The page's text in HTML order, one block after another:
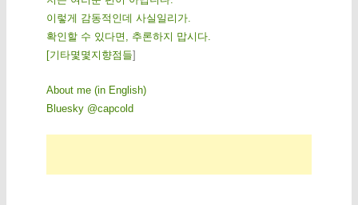
이렇게 감동적인데 사실일리가.
확인할 수 있다면, 추론하지 맙시다.
[기 타몇 몇 지 향점 들]
About me (in English)
Bluesky @capcold